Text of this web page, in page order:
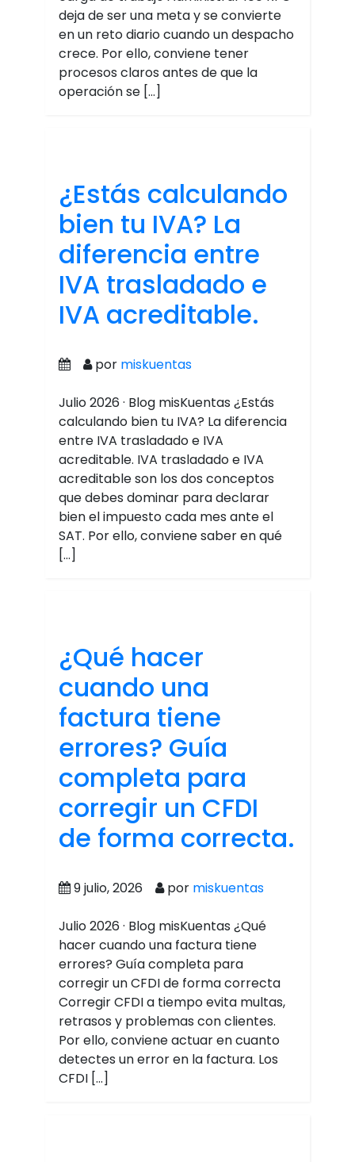
deja de ser una meta y se convierte
en un reto diario cuando un despacho
crece. Por ello, conviene tener
procesos claros antes de que la
operación se […]
¿Estás calculando
bien tu IVA? La
diferencia entre
IVA trasladado e
IVA acreditable.
por miskuentas
Julio 2026 · Blog misKuentas ¿Estás
calculando bien tu IVA? La diferencia
entre IVA trasladado e IVA
acreditable. IVA trasladado e IVA
acreditable son los dos conceptos
que debes dominar para declarar
bien el impuesto cada mes ante el
SAT. Por ello, conviene saber en qué
[…]
¿Qué hacer
cuando una
factura tiene
errores? Guía
completa para
corregir un CFDI
de forma correcta.
9 julio, 2026 por miskuentas
Julio 2026 · Blog misKuentas ¿Qué
hacer cuando una factura tiene
errores? Guía completa para
corregir un CFDI de forma correcta
Corregir CFDI a tiempo evita multas,
retrasos y problemas con clientes.
Por ello, conviene actuar en cuanto
detectes un error en la factura. Los
CFDI […]